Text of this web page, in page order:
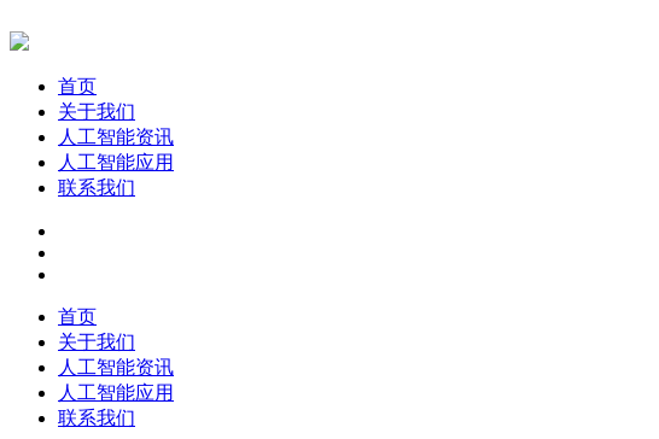
首页
关于我们
人工智能资讯
人工智能应用
联系我们
首页
关于我们
人工智能资讯
人工智能应用
联系我们